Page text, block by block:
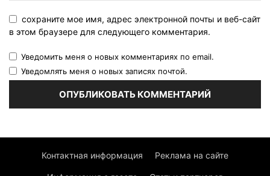
сохраните мое имя, адрес электронной почты и веб-сайт
в этом браузере для следующего комментария.
Уведомить меня о новых комментариях по email.
Уведомлять меня о новых записях почтой.
Контактная информация Реклама на сайте